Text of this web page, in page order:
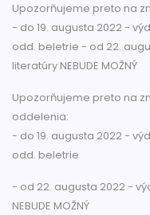
Upozorňujeme preto na
- do 19. augusta 2022 -
odd. beletrie - od 22.
literatúry NEBUDE MOŽNÝ
Upozorňujeme preto na
oddelenia:
- do 19. augusta 2022 -
odd. beletrie
- od 22. augusta 2022 -
NEBUDE MOŽNÝ